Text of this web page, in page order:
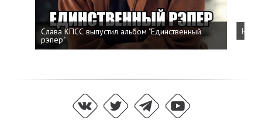
Слава КПСС выпустил альбом "Единственный
рэпер"